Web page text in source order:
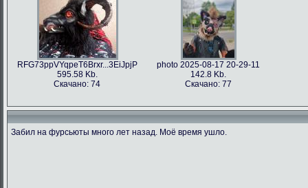
RFG73ppVYqpeT6Brxr...3EiJpjP
595.58 Kb.
Скачано: 74
photo 2025-08-17 20-29-11
142.8 Kb.
Скачано: 77
Забил на фурсьюты много лет назад. Моё время ушло.